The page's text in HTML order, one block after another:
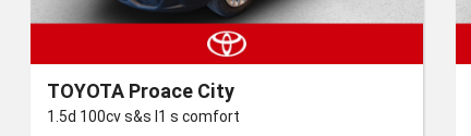
TOYOTA Proace City
1.5d 100cv s&s l1 s comfort